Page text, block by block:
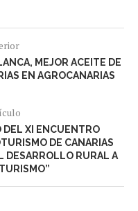
MEJOR ACEITE DE
EN AGROCANARIAS
DEL XI ENCUENTRO
DE CANARIAS
DESARROLLO RURAL A